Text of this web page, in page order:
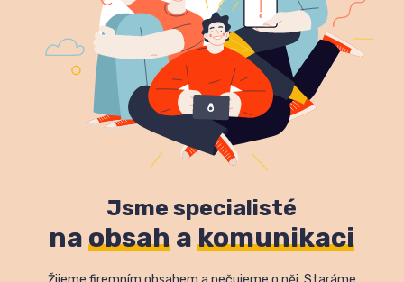
Jsme specialisté
na obsah a komunikaci